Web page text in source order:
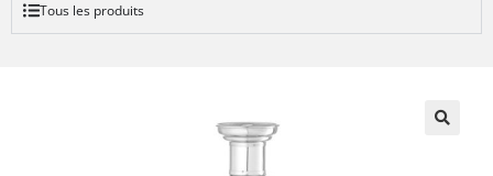
Tous les produits